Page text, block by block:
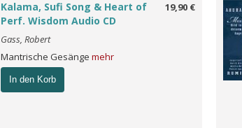
19,90 €
Kalama, Sufi Song & Heart of
Perf. Wisdom Audio CD
Gass, Robert
Mantrische Gesänge mehr
In den Korb